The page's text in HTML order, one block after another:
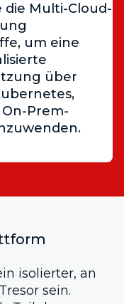
die Multi-Cloud-
um eine
über
Prem-
isolierter, an
sein.